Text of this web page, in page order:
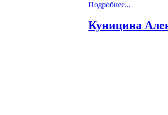
Подробнее...
Куницина